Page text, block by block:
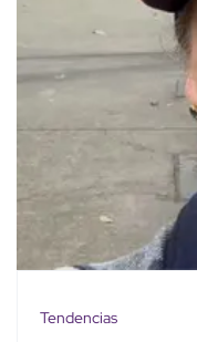
Tendencias